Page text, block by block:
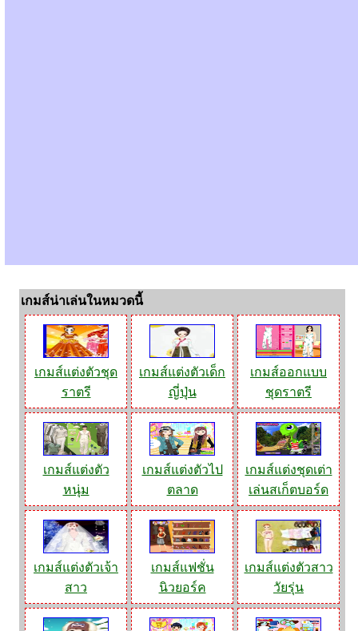
เกมส์น่าเล่นในหมวดนี้
เกมส์แต่งตัวชุด
ราตรี
เกมส์แต่งตัวเด็ก
ญี่ปุ่น
เกมส์ออกแบบ
ชุดราตรี
เกมส์แต่งตัว
หนุ่ม
เกมส์แต่งตัวไป
ตลาด
เกมส์แต่งชุดเต่า
เล่นสเก็ตบอร์ด
เกมส์แต่งตัวเจ้า
สาว
เกมส์แฟชั่น
นิวยอร์ค
เกมส์แต่งตัวสาว
วัยรุ่น